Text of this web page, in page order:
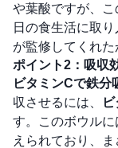
や葉酸ですが、
日の食生活に取
が監修してくれた
ポイント2：吸収
ビタミンCで鉄分
収させるには、
す。このボウル
えられており、ま